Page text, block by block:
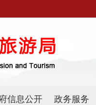
信息公开 政务服务